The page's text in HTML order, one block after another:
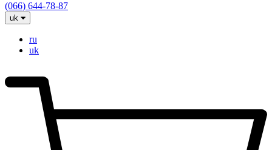
(066) 644-78-87
uk
ru
uk